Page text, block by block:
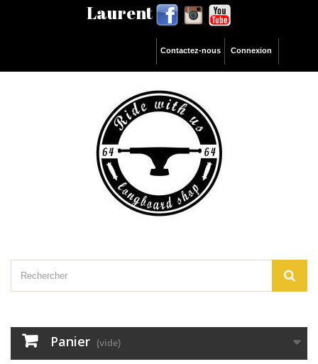
Laurent
Connexion
Contactez-nous
Panier (vide)